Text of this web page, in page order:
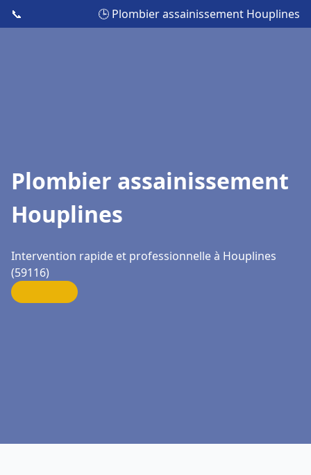
📞 🕒 Plombier assainissement Houplines
Plombier assainissement
Houplines
Intervention rapide et professionnelle à Houplines
(59116)